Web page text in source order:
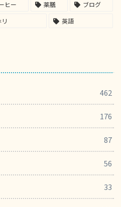
読書感想
登山
ミニマリスト
観葉植物